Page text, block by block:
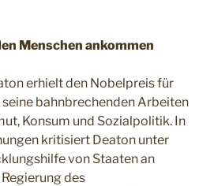
Menschen ankommen
erhielt den Nobelpreis für
bahnbrechenden Arbeiten
Konsum und Sozialpolitik. In
kritisiert Deaton unter
von Staaten an
des